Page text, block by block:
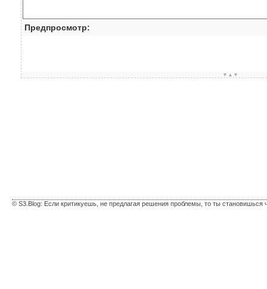
Предпросмотр:
▼▲▼
© S3.Blog: Если критикуешь, не предлагая решения проблемы, то ты становишься